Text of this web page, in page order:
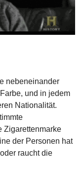
nebeneinander
und in jedem
Nationalität.
Zigarettenmarke
der Personen hat
raucht die